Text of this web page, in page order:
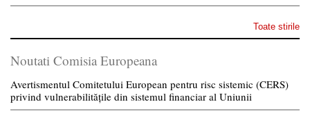
Toate stirile
Noutati Comisia Europeana
Avertismentul Comitetului European pentru risc sistemic (CERS)
privind vulnerabilitățile din sistemul financiar al Uniunii